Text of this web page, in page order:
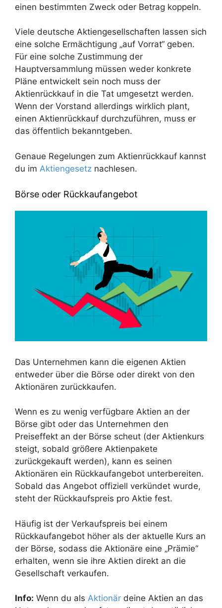
einen bestimmten Zweck oder Betrag koppeln.
Viele deutsche Aktiengesellschaften lassen sich
eine solche Ermächtigung „auf Vorrat“ geben.
Für eine solche Zustimmung der
Hauptversammlung müssen weder konkrete
Pläne entwickelt sein noch muss der
Aktienrückkauf in die Tat umgesetzt werden.
Wenn der Vorstand allerdings wirklich plant,
einen Aktienrückkauf durchzuführen, muss er
das öffentlich bekanntgeben.
Genaue Regelungen zum Aktienrückkauf kannst
du im Aktiengesetz nachlesen.
Börse oder Rückkaufangebot
Das Unternehmen kann die eigenen Aktien
entweder über die Börse oder direkt von den
Aktionären zurückkaufen.
Wenn es zu wenig verfügbare Aktien an der
Börse gibt oder das Unternehmen den
Preiseffekt an der Börse scheut (der Aktienkurs
steigt, sobald größere Aktienpakete
zurückgekauft werden), kann es seinen
Aktionären ein Rückkaufangebot unterbereiten.
Sobald das Angebot offiziell verkündet wurde,
steht der Rückkaufspreis pro Aktie fest.
Häufig ist der Verkaufspreis bei einem
Rückkaufangebot höher als der aktuelle Kurs an
der Börse, sodass die Aktionäre eine „Prämie“
erhalten, wenn sie ihre Aktien direkt an die
Gesellschaft verkaufen.
Info: Wenn du als Aktionär deine Aktien an das